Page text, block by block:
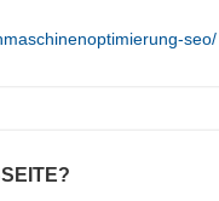
seo/